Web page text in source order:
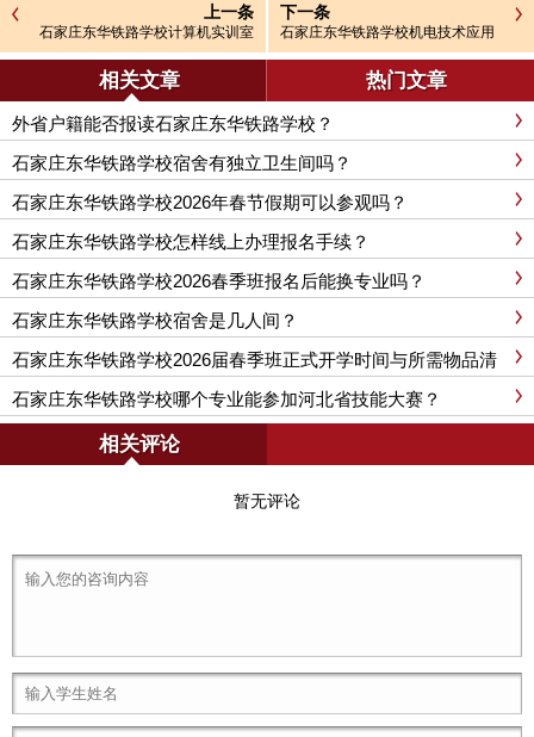
上一条
石家庄东华铁路学校计算机实训室
下一条
石家庄东华铁路学校机电技术应用
相关文章 热门文章
外省户籍能否报读石家庄东华铁路学校？
石家庄东华铁路学校宿舍有独立卫生间吗？
石家庄东华铁路学校2026年春节假期可以参观吗？
石家庄东华铁路学校怎样线上办理报名手续？
石家庄东华铁路学校2026春季班报名后能换专业吗？
石家庄东华铁路学校宿舍是几人间？
石家庄东华铁路学校2026届春季班正式开学时间与所需物品清
单
石家庄东华铁路学校哪个专业能参加河北省技能大赛？
相关评论
暂无评论